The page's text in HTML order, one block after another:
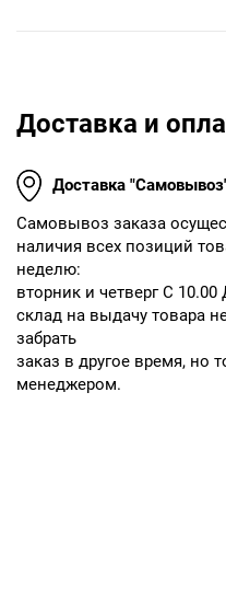
Доставка и
Доставка
Cамовывоз заказа
наличия всех позиций
неделю:
вторник и четверг С 10.00
склад на выдачу товара
забрать
заказ в другое время, но
менеджером.